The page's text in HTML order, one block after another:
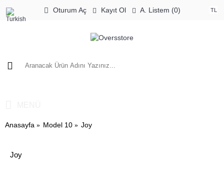
TL
Oturum Aç Kayıt Ol A. Listem (0)
Anasayfa Model 10 Joy
Joy